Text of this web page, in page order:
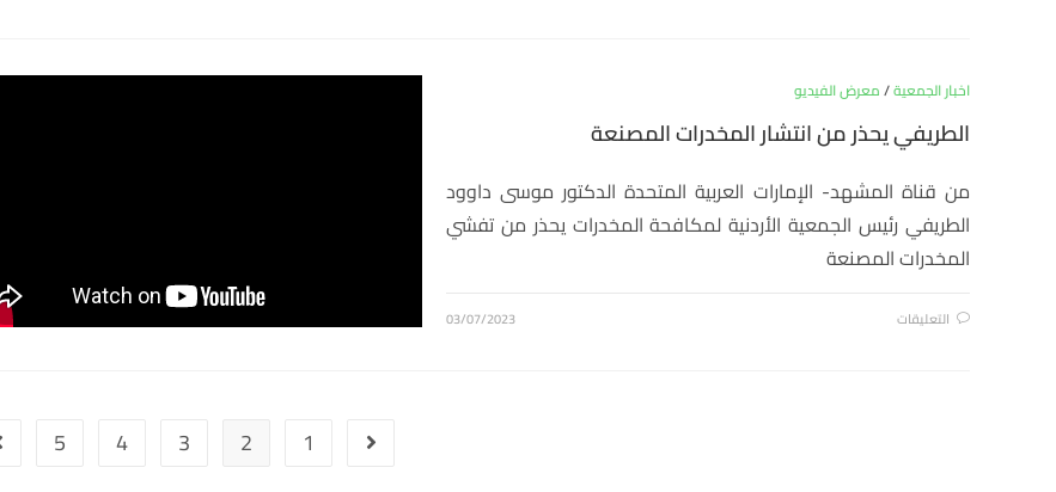
اخبار الجمعية/معرض الفيديو
الطريفي يحذر من انتشار المخدرات المصنعة
من قناة المشهد- الإمارات العربية المتحدة الدكتور موسى داوود
الطريفي رئيس الجمعية الأردنية لمكافحة المخدرات يحذر من تفشي
المخدرات المصنعة
التعليقات 03/07/2023
1
2
3
4
5